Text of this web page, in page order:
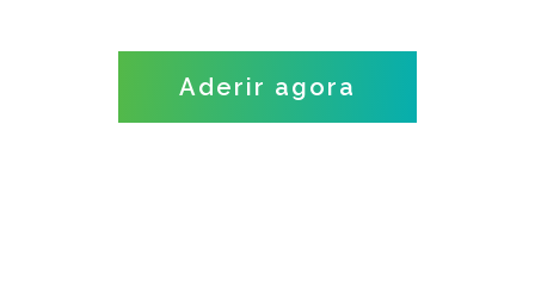
Aderir agora